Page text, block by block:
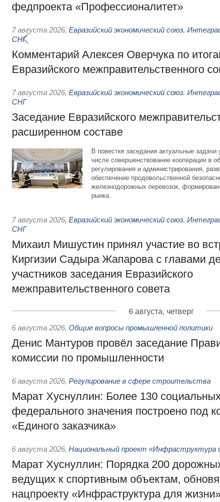
федпроекта «Профессионалитет»
7 августа 2026, Евразийский экономический союз.
СНГ
Комментарий Алексея Оверчука по
Евразийского межправительственного
7 августа 2026, Евразийский экономический союз.
СНГ
Заседание Евразийского
расширенном составе
В повестке заседания актуальные задачи
числе совершенствование кооперации в
регулирования и администрирования,
обеспечение продовольственной
железнодорожных перевозок,
рынка.
7 августа 2026, Евразийский экономический союз.
СНГ
Михаил Мишустин принял участие во
Киргизии Садыра Жапарова с главами
участников заседания Евразийского
межправительственного совета
6 августа, четверг
6 августа 2026, Общие вопросы промышленной политики
Денис Мантуров провёл заседание
комиссии по промышленности
6 августа 2026, Регулирование в сфере строительства
Марат Хуснуллин: Более 130
федерального значения построено под
«Единого заказчика»
6 августа 2026, Национальный проект «Инфраструктура
Марат Хуснуллин: Порядка 200
ведущих к спортивным объектам,
нацпроекту «Инфраструктура для